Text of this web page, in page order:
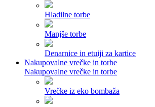
Hladilne torbe
Manjše torbe
Denarnice in etuiji za kartice
Nakupovalne vrečke in torbe
Nakupovalne vrečke in torbe
Vrečke iz eko bombaža